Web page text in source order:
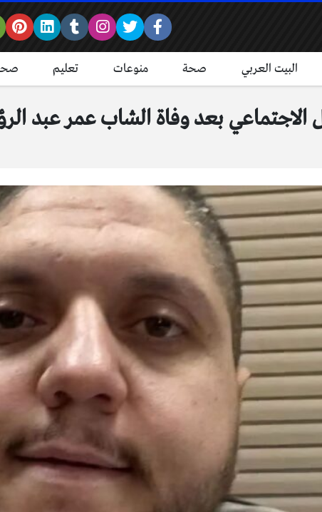
البيت العربي صحة منوعات تعليم
بعد وفاة الشاب عمر عبد